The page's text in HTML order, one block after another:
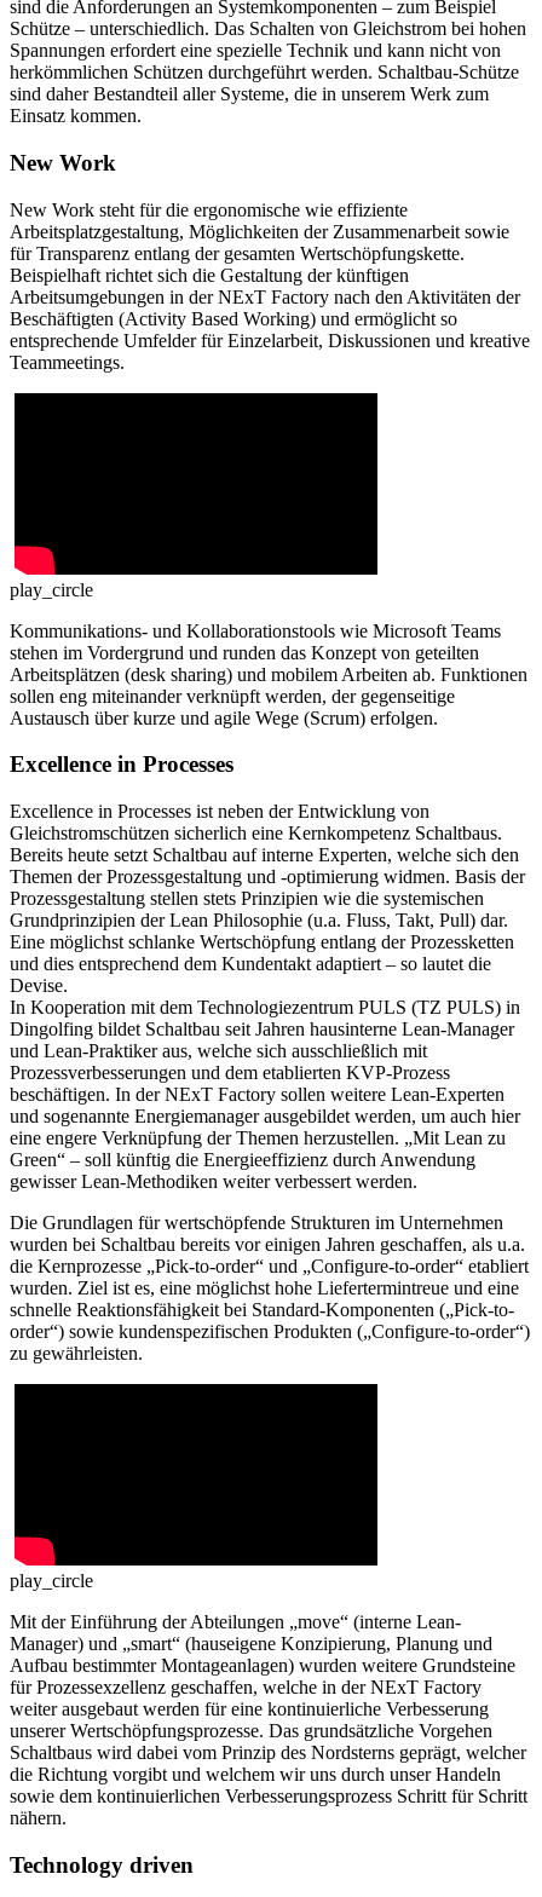
sind die Anforderungen an Systemkomponenten – zum Beispiel
Schütze – unterschiedlich. Das Schalten von Gleichstrom bei hohen
Spannungen erfordert eine spezielle Technik und kann nicht von
herkömmlichen Schützen durchgeführt werden. Schaltbau-Schütze
sind daher Bestandteil aller Systeme, die in unserem Werk zum
Einsatz kommen.
New Work
New Work steht für die ergonomische wie effiziente
Arbeitsplatzgestaltung, Möglichkeiten der Zusammenarbeit sowie
für Transparenz entlang der gesamten Wertschöpfungskette.
Beispielhaft richtet sich die Gestaltung der künftigen
Arbeitsumgebungen in der NExT Factory nach den Aktivitäten der
Beschäftigten (Activity Based Working) und ermöglicht so
entsprechende Umfelder für Einzelarbeit, Diskussionen und kreative
Teammeetings.
play_circle
Kommunikations- und Kollaborationstools wie Microsoft Teams
stehen im Vordergrund und runden das Konzept von geteilten
Arbeitsplätzen (desk sharing) und mobilem Arbeiten ab. Funktionen
sollen eng miteinander verknüpft werden, der gegenseitige
Austausch über kurze und agile Wege (Scrum) erfolgen.
Excellence in Processes
Excellence in Processes ist neben der Entwicklung von
Gleichstromschützen sicherlich eine Kernkompetenz Schaltbaus.
Bereits heute setzt Schaltbau auf interne Experten, welche sich den
Themen der Prozessgestaltung und -optimierung widmen. Basis der
Prozessgestaltung stellen stets Prinzipien wie die systemischen
Grundprinzipien der Lean Philosophie (u.a. Fluss, Takt, Pull) dar.
Eine möglichst schlanke Wertschöpfung entlang der Prozessketten
und dies entsprechend dem Kundentakt adaptiert – so lautet die
Devise.
In Kooperation mit dem Technologiezentrum PULS (TZ PULS) in
Dingolfing bildet Schaltbau seit Jahren hausinterne Lean-Manager
und Lean-Praktiker aus, welche sich ausschließlich mit
Prozessverbesserungen und dem etablierten KVP-Prozess
beschäftigen. In der NExT Factory sollen weitere Lean-Experten
und sogenannte Energiemanager ausgebildet werden, um auch hier
eine engere Verknüpfung der Themen herzustellen. „Mit Lean zu
Green“ – soll künftig die Energieeffizienz durch Anwendung
gewisser Lean-Methodiken weiter verbessert werden.
Die Grundlagen für wertschöpfende Strukturen im Unternehmen
wurden bei Schaltbau bereits vor einigen Jahren geschaffen, als u.a.
die Kernprozesse „Pick-to-order“ und „Configure-to-order“ etabliert
wurden. Ziel ist es, eine möglichst hohe Liefertermintreue und eine
schnelle Reaktionsfähigkeit bei Standard-Komponenten („Pick-to-
order“) sowie kundenspezifischen Produkten („Configure-to-order“)
zu gewährleisten.
play_circle
Mit der Einführung der Abteilungen „move“ (interne Lean-
Manager) und „smart“ (hauseigene Konzipierung, Planung und
Aufbau bestimmter Montageanlagen) wurden weitere Grundsteine
für Prozessexzellenz geschaffen, welche in der NExT Factory
weiter ausgebaut werden für eine kontinuierliche Verbesserung
unserer Wertschöpfungsprozesse. Das grundsätzliche Vorgehen
Schaltbaus wird dabei vom Prinzip des Nordsterns geprägt, welcher
die Richtung vorgibt und welchem wir uns durch unser Handeln
sowie dem kontinuierlichen Verbesserungsprozess Schritt für Schritt
nähern.
Technology driven